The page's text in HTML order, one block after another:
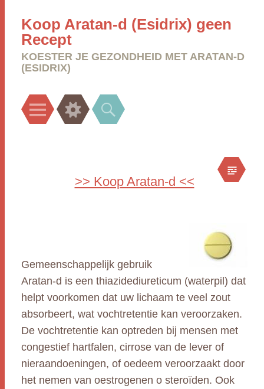
Koop Aratan-d (Esidrix) geen
Recept
KOESTER JE GEZONDHEID MET ARATAN-D
(ESIDRIX)
Menu Widgets Search
>> Koop Aratan-d <<
Gemeenschappelijk gebruik
Aratan-d is een thiazidediureticum (waterpil) dat
helpt voorkomen dat uw lichaam te veel zout
absorbeert, wat vochtretentie kan veroorzaken.
De vochtretentie kan optreden bij mensen met
congestief hartfalen, cirrose van de lever of
nieraandoeningen, of oedeem veroorzaakt door
het nemen van oestrogenen o steroïden. Ook